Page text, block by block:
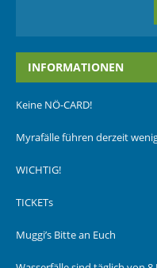
INFORMATIONEN
Keine NÖ-CARD!
Myrafälle führen derzeit
WICHTIG!
TICKETs
Muggi’s Bitte an Euch